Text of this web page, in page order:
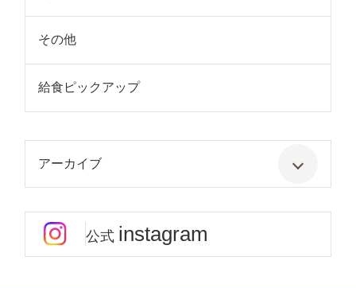
その他
給食ピックアップ
アーカイブ
公式 instagram